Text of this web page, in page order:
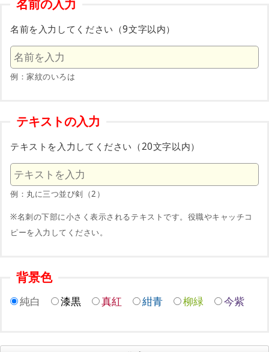
名前の入力
名前を入力してください（9文字以内）
例：家紋のいろは
テキストの入力
テキストを入力してください（20文字以内）
例：丸に三つ並び剣（2）
※名刺の下部に小さく表示されるテキストです。役職やキャッチコ
ピーを入力してください。
背景色
純白 漆黒 真紅 紺青 柳緑 今紫